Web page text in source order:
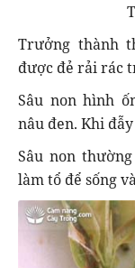
Trưởng thành
được đẻ rải rác
Sâu non hình
nâu đen. Khi
Sâu non
làm tổ để sống